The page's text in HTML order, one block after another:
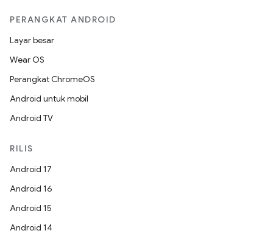
PERANGKAT ANDROID
Layar besar
Wear OS
Perangkat ChromeOS
Android untuk mobil
Android TV
RILIS
Android 17
Android 16
Android 15
Android 14